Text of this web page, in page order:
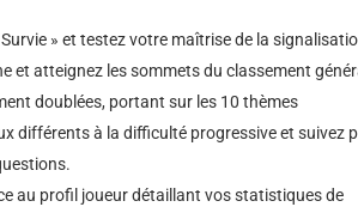
» et testez votre maîtrise de la
et atteignez les sommets du classement
doublées, portant sur les 10 thèmes
différents à la difficulté progressive et suivez
au profil joueur détaillant vos statistiques de